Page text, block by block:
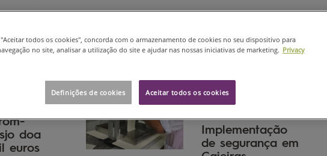
doa
euros
Implementação
de segurança em
todos os cookies", concorda com o armazenamento de cookies no seu dispositivo para
no site, analisar a utilização do site e ajudar nas nossas iniciativas de marketing. Privacy
Aceitar todos os cookies
Definições de cookies